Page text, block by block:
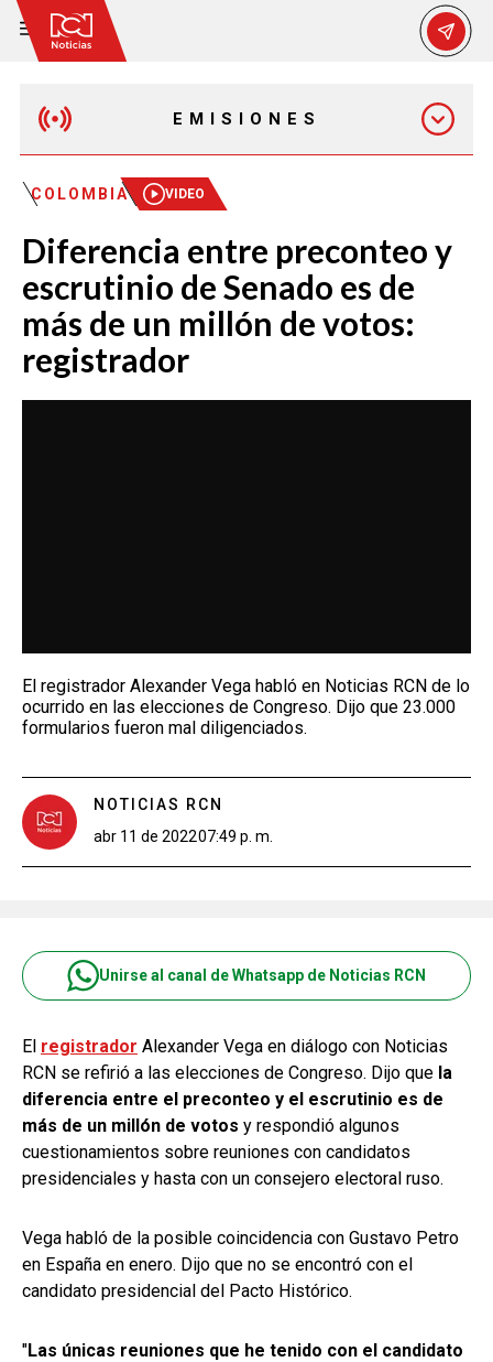
EMISIONES
MAÑANA EXPRESS
EMISIÓN 12:30 PM
EMISIÓN 7:00 PM
EMISIÓN 11:30 PM
COLOMBIA VIDEO
Diferencia entre preconteo y
escrutinio de Senado es de
más de un millón de votos:
registrador
El registrador Alexander Vega habló en Noticias RCN de lo
ocurrido en las elecciones de Congreso. Dijo que 23.000
formularios fueron mal diligenciados.
NOTICIAS RCN
abr 11 de 202207:49 p. m.
Unirse al canal de Whatsapp de Noticias RCN
El registrador Alexander Vega en diálogo con Noticias
RCN se refirió a las elecciones de Congreso. Dijo que la
diferencia entre el preconteo y el escrutinio es de
más de un millón de votos y respondió algunos
cuestionamientos sobre reuniones con candidatos
presidenciales y hasta con un consejero electoral ruso.
Vega habló de la posible coincidencia con Gustavo Petro
en España en enero. Dijo que no se encontró con el
candidato presidencial del Pacto Histórico.
"Las únicas reuniones que he tenido con el candidato